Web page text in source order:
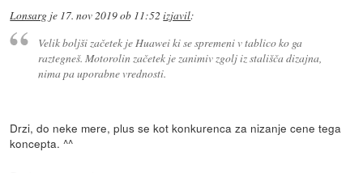
Lonsarg je 17. nov 2019 ob 11:52 izjavil:
Velik boljši začetek je Huawei ki se spremeni v tablico ko ga
raztegneš. Motorolin začetek je zanimiv zgolj iz stališča dizajna,
nima pa uporabne vrednosti.
Drzi, do neke mere, plus se kot konkurenca za nizanje cene tega
koncepta. ^^